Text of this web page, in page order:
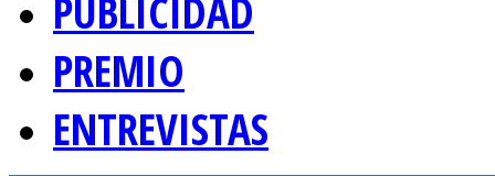
PREMIO
ENTREVISTAS